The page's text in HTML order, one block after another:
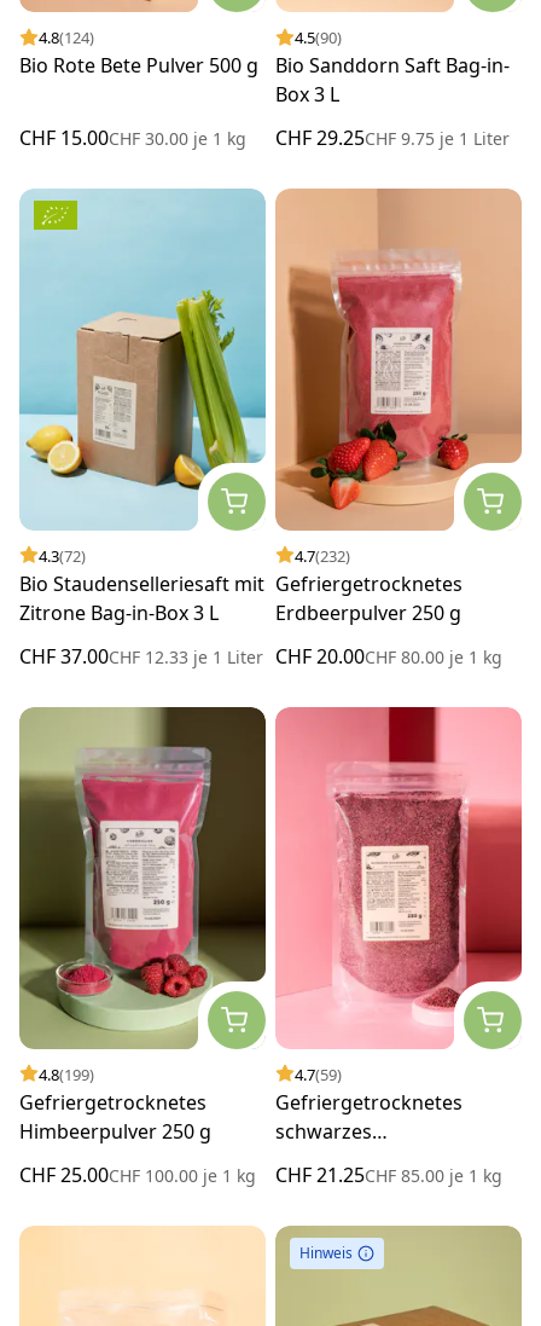
4.8(124)
Bio Rote Bete Pulver 500 g
CHF 15.00CHF 30.00 je 1 kg
4.5(90)
Bio Sanddorn Saft Bag-in-
Box 3 L
CHF 29.25CHF 9.75 je 1 Liter
4.3(72)
Bio Staudenselleriesaft mit
Zitrone Bag-in-Box 3 L
CHF 37.00CHF 12.33 je 1 Liter
4.7(232)
Gefriergetrocknetes
Erdbeerpulver 250 g
CHF 20.00CHF 80.00 je 1 kg
4.8(199)
Gefriergetrocknetes
Himbeerpulver 250 g
CHF 25.00CHF 100.00 je 1 kg
4.7(59)
Gefriergetrocknetes
schwarzes
CHF 21.25CHF 85.00 je 1 kg
Hinweis